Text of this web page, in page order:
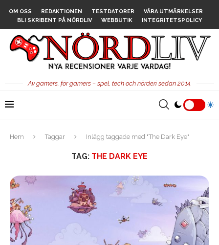
OM OSS REDAKTIONEN TESTDATORER
VÅRA UTMÄRKELSER
BLI SKRIBENT PÅ NÖRDLIV
WEBBUTIK INTEGRITETSPOLICY
Av gamers, för gamers – spel, tech och nörderi sedan 2014.
Hem Taggar Inlägg taggade med "The Dark Eye"
TAG: THE DARK EYE